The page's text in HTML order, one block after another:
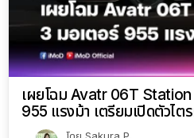
เผยโฉม Avatr 06T
955 แรงม้า เตรียมเปิดตัวไต
โดย Sakura P.